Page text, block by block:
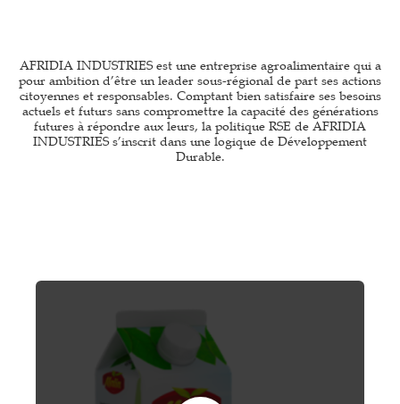
AFRIDIA INDUSTRIES est une entreprise agroalimentaire qui a
pour ambition d’être un leader sous-régional de part ses actions
citoyennes et responsables. Comptant bien satisfaire ses besoins
actuels et futurs sans compromettre la capacité des générations
futures à répondre aux leurs, la politique RSE de AFRIDIA
INDUSTRIES s’inscrit dans une logique de Développement
Durable.